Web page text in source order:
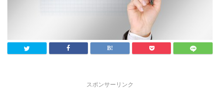
スポンサーリンク